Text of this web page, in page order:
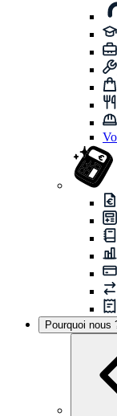
Pourquoi nous